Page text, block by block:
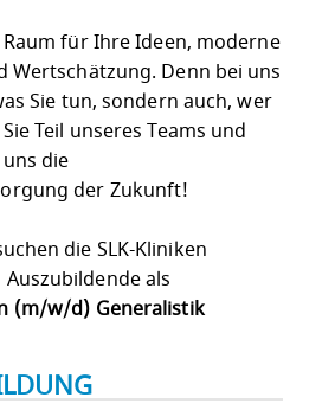
für Ihre Ideen, moderne
Wertschätzung. Denn bei uns
Sie tun, sondern auch, wer
Teil unseres Teams und
die
der Zukunft!
die SLK-Kliniken
als
(m/w/d) Generalistik